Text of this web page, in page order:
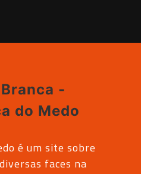
é um site sobre
faces na